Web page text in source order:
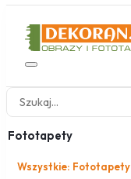
Fototapety
Wszystkie: Fototapety